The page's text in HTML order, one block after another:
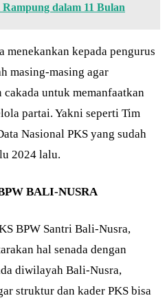
dalam 11 Bulan
menekankan kepada pengurus
masing-masing agar
cakada untuk memanfaatkan
partai. Yakni seperti Tim
Nasional PKS yang sudah
2024 lalu.
BALI-NUSRA
BPW Santri Bali-Nusra,
hal senada dengan
diwilayah Bali-Nusra,
struktur dan kader PKS bisa